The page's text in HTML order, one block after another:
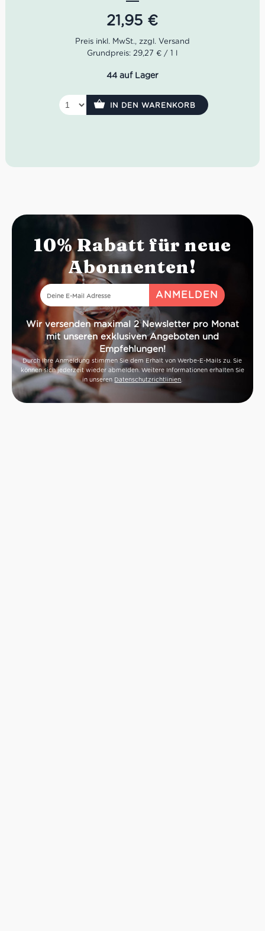
Igino, Gian Franco und Anna Maria das Weingut. Heute
ist Cà dei Frati das Synonym für den berühmten Lugana.
Die Cuvée dei Frati von Cà dei Frati ist ein sehr guter
Verschnitt. Die Farbe strahlt in einem Goldgelb mit
grünlichen Nuancen im Glas. Das Bouquet verströmt
Duftnoten von Haselnuss, Heu als auch tabakartiger
Würze. Im Geschmack macht er sich frisch, lebendig mit
guter Säure. Die Perlage ist zur Freude des Gaumens
cremig und seidig.
21,95 €
Grundpreis: 29,27 € / 1 l
44 auf Lager
IN DEN WARENKORB
10% Rabatt für neue
Abonnenten!
Wir versenden maximal 2 Newsletter pro Monat
mit unseren exklusiven Angeboten und
Empfehlungen!
Durch Ihre Anmeldung stimmen Sie dem Erhalt von Werbe-E-Mails zu. Sie
können sich jederzeit wieder abmelden. Weitere Informationen erhalten Sie
in unseren Datenschutzrichtlinien